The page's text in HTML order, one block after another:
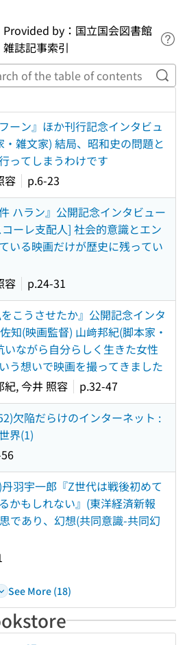
Provided by：国立国会図書館
雑誌記事索引
ーン』ほか刊行記念インタビュ
雑文家) 結局、昭和史の問題と
ってしまうわけです
容
p.6-23
ハラン』公開記念インタビュー
ーレ支配人] 社会的意識とエン
いる映画だけが歴史に残ってい
容
p.24-31
をこうさせたか』公開記念インタ
知(映画監督) 山﨑邦紀(脚本家・
いながら自分らしく生きた女性
う想いで映画を撮ってきました
紀, 今井 照容
p.32-47
欠陥だらけのインターネット :
界(1)
羽宇一郎『Z世代は戦後初めて
かもしれない』(東洋経済新報
であり、幻想(共同意識-共同幻
See More (18)